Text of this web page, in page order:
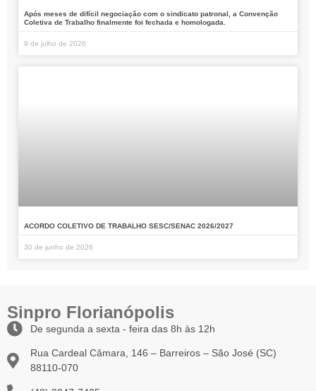
Após meses de difícil negociação com o sindicato patronal, a Convenção
Coletiva de Trabalho finalmente foi fechada e homologada.
9 de julho de 2026
ACORDO COLETIVO DE TRABALHO SESC/SENAC 2026/2027
30 de junho de 2026
Sinpro Florianópolis
De segunda a sexta - feira das 8h às 12h
Rua Cardeal Câmara, 146 – Barreiros – São José (SC)
88110-070